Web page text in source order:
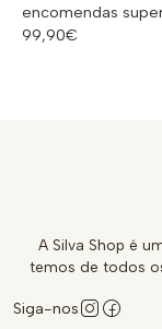
encomendas
99,90€
A Silva Shop é
temos de todos
Siga-nos